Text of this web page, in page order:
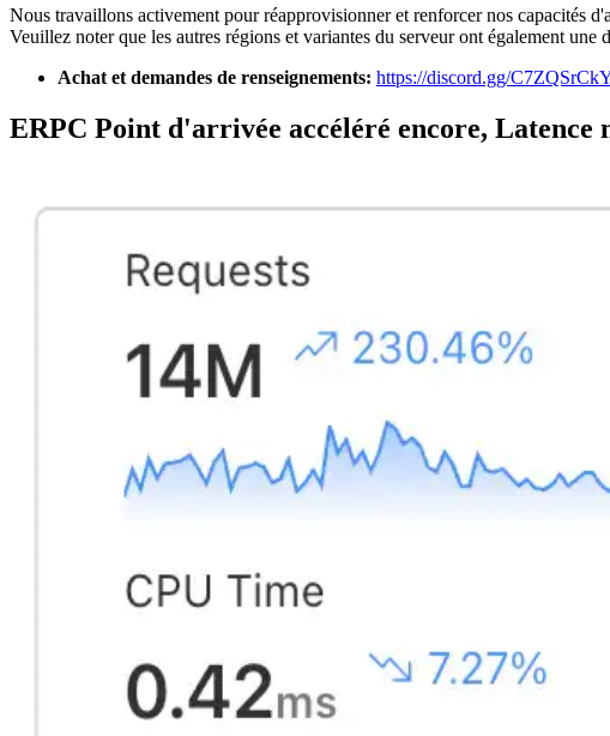
Nous travaillons activement pour réapprovisionner et renforcer nos capacités
Veuillez noter que les autres régions et variantes du serveur ont également
Achat et demandes de renseignements: https://discord.gg/
ERPC Point d'arrivée accéléré encore, Latence